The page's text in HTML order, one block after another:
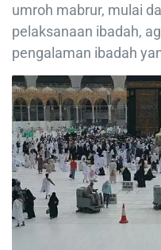
umroh mabrur, mulai
pelaksanaan ibadah,
pengalaman ibadah